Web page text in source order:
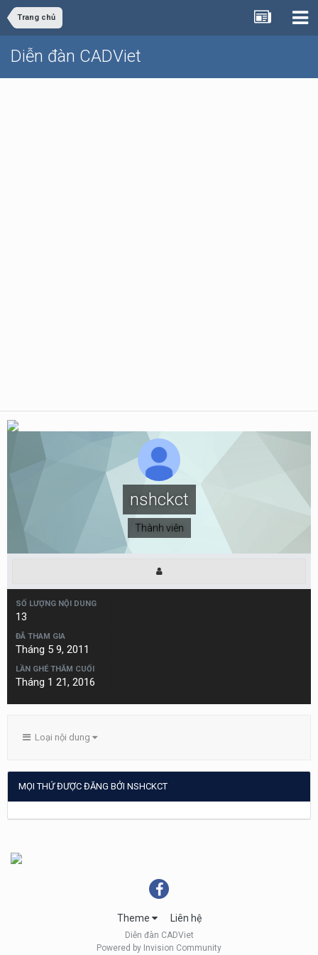
Trang chủ
Diễn đàn CADViet
nshckct
Thành viên
SỐ LƯỢNG NỘI DUNG
13
ĐÃ THAM GIA
Tháng 5 9, 2011
LẦN GHÉ THĂM CUỐI
Tháng 1 21, 2016
Loại nội dung
MỌI THỨ ĐƯỢC ĐĂNG BỞI NSHCKCT
Theme Liên hệ
Diễn đàn CADViet
Powered by Invision Community